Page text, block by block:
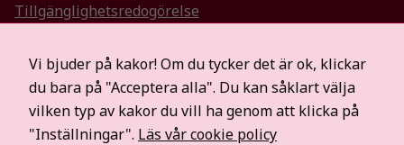
Tillgänglighetsredogörelse
Visselblåsartjänst
Hitta oss på sociala medier
Mer information
För medier
Vi bjuder på kakor! Om du tycker det är ok, klickar
du bara på "Acceptera alla". Du kan såklart välja
vilken typ av kakor du vill ha genom att klicka på
"Inställningar". Läs vår cookie policy